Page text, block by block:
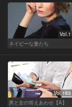
Vol.1
ネイビーな妻たち
Vol.163
男と女の答えあわせ【A】